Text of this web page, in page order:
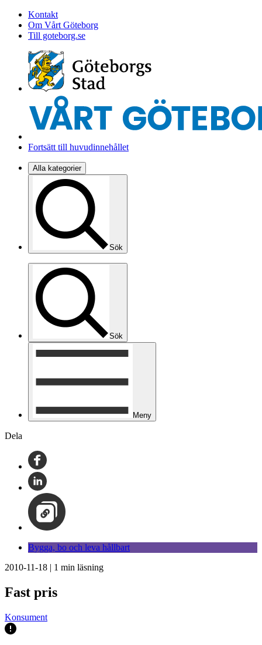
Kontakt
Om Vårt Göteborg
Till goteborg.se
Fortsätt till huvudinnehållet
Alla kategorier
Sök
Sök
Meny
Dela
Bygga, bo och leva hållbart
2010-11-18 | 1 min läsning
Fast pris
Konsument